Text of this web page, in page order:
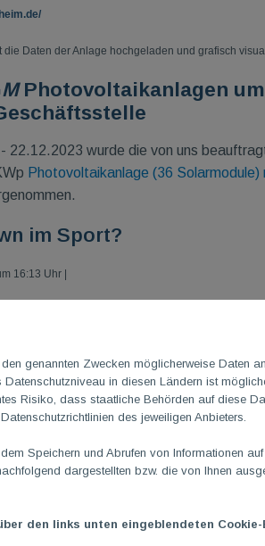
die Daten der Anlage hochgeladen und grafisch
MPhotovoltaikanlagen
22.12.2023 wurde die von uns
Photovoltaikanlage (36
im Sport?
16:13 Uhr |
und Öfen ausgeschaltet. Doch der nächste
Öl knapp werden?" Hier geht es zum kompletten
der Energie-Lockdown für den Sport?"
Anforderung der
00:00 Uhr |
genannten Zwecken möglicherweise Daten
in diesen Ländern ist
Risiko, dass staatliche Behörden auf diese
des jeweiligen Anbieters.
Speichern und Abrufen von Informationen auf
dargestellten bzw. die von Ihnen
den links unten eingeblendeten